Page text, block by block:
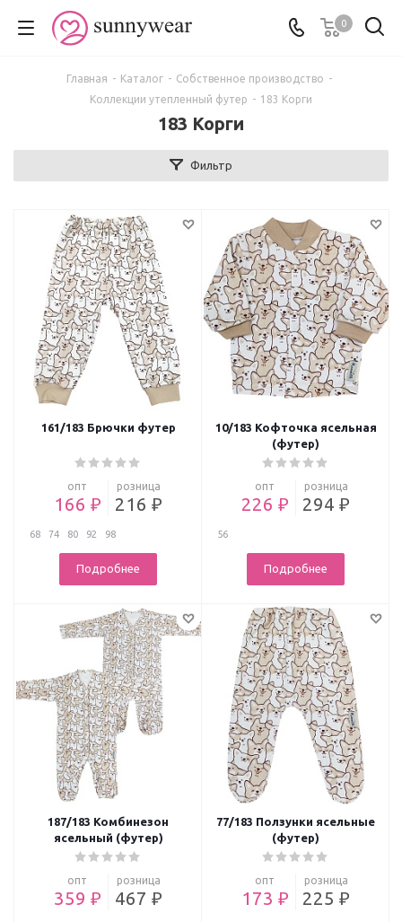
0
Главная - Каталог - Собственное производство -
Коллекции утепленный футер - 183 Корги
183 Корги
Фильтр
161/183 Брючки футер
опт
166 ₽
розница
216 ₽
68 74 80 92 98
Подробнее
10/183 Кофточка ясельная
(футер)
опт
226 ₽
розница
294 ₽
56
Подробнее
187/183 Комбинезон
ясельный (футер)
опт
359 ₽
розница
467 ₽
77/183 Ползунки ясельные
(футер)
опт
173 ₽
розница
225 ₽